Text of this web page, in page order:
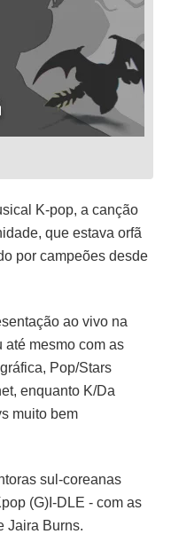
K-pop, a canção
que estava orfã
por campeões desde
ao vivo na
até mesmo com as
Pop/Stars
enquanto K/Da
muito bem
sul-coreanas
(G)I-DLE - com as
Jaira Burns.